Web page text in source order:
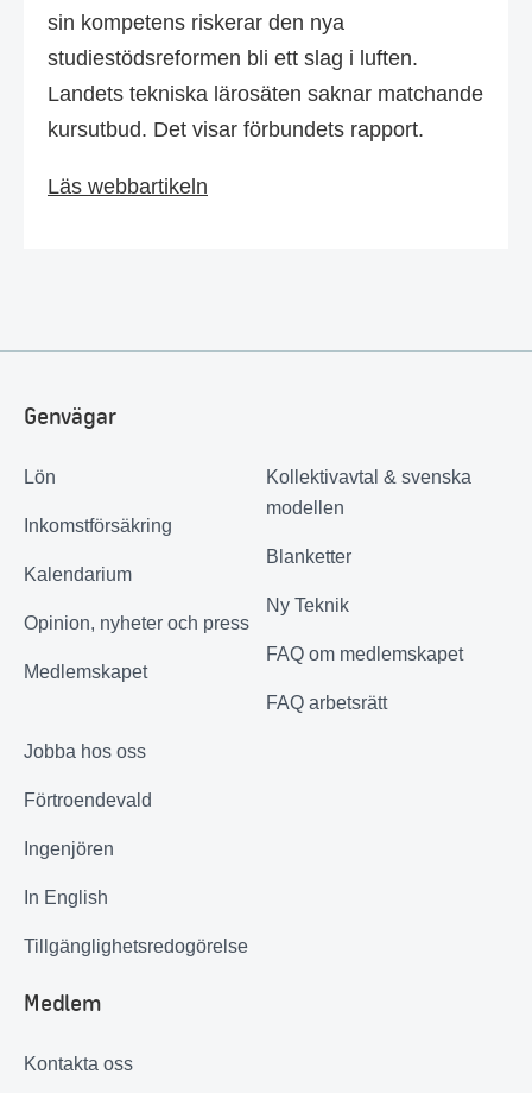
sin kompetens riskerar den nya
studiestödsreformen bli ett slag i luften.
Landets tekniska lärosäten saknar matchande
kursutbud. Det visar förbundets rapport.
Läs webbartikeln
Genvägar
Lön
Inkomstförsäkring
Kalendarium
Opinion, nyheter och press
Medlemskapet
Kollektivavtal & svenska
modellen
Blanketter
Ny Teknik
FAQ om medlemskapet
FAQ arbetsrätt
Jobba hos oss
Förtroendevald
Ingenjören
In English
Tillgänglighetsredogörelse
Medlem
Kontakta oss